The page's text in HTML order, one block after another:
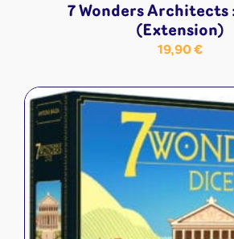
7 Wonders Architects
(Extension)
19,90€